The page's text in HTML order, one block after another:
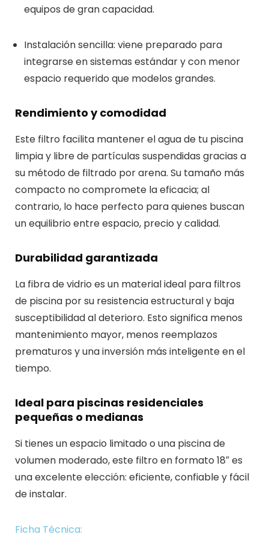
equipos de gran capacidad.
Instalación sencilla: viene preparado para
integrarse en sistemas estándar y con menor
espacio requerido que modelos grandes.
Rendimiento y comodidad
Este filtro facilita mantener el agua de tu piscina
limpia y libre de partículas suspendidas gracias a
su método de filtrado por arena. Su tamaño más
compacto no compromete la eficacia; al
contrario, lo hace perfecto para quienes buscan
un equilibrio entre espacio, precio y calidad.
Durabilidad garantizada
La fibra de vidrio es un material ideal para filtros
de piscina por su resistencia estructural y baja
susceptibilidad al deterioro. Esto significa menos
mantenimiento mayor, menos reemplazos
prematuros y una inversión más inteligente en el
tiempo.
Ideal para piscinas residenciales
pequeñas o medianas
Si tienes un espacio limitado o una piscina de
volumen moderado, este filtro en formato 18″ es
una excelente elección: eficiente, confiable y fácil
de instalar.
Ficha Técnica: